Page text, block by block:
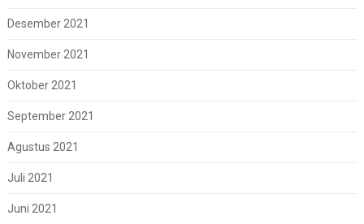
Desember 2021
November 2021
Oktober 2021
September 2021
Agustus 2021
Juli 2021
Juni 2021